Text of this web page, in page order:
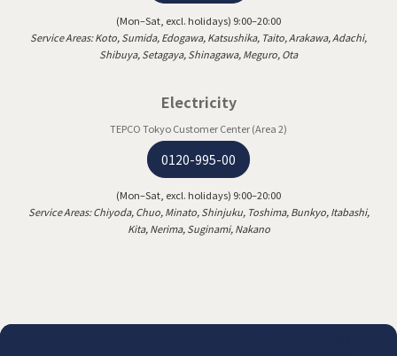
(Mon–Sat, excl. holidays) 9:00–20:00
Service Areas: Koto, Sumida, Edogawa, Katsushika, Taito, Arakawa, Adachi,
Shibuya, Setagaya, Shinagawa, Meguro, Ota
Electricity
TEPCO Tokyo Customer Center (Area 2)
0120-995-00
(Mon–Sat, excl. holidays) 9:00–20:00
Service Areas: Chiyoda, Chuo, Minato, Shinjuku, Toshima, Bunkyo, Itabashi,
Kita, Nerima, Suginami, Nakano